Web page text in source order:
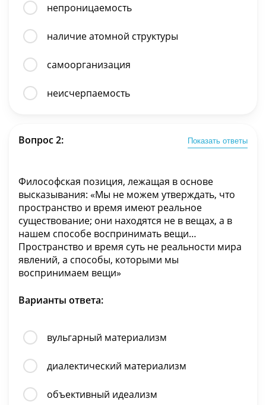
непроницаемость
наличие атомной структуры
самоорганизация
неисчерпаемость
Вопрос 2: Показать ответы
Философская позиция, лежащая в основе
высказывания: «Мы не можем утверждать, что
пространство и время имеют реальное
существование; они находятся не в вещах, а в
нашем способе воспринимать вещи…
Пространство и время суть не реальности мира
явлений, а способы, которыми мы
воспринимаем вещи»
Варианты ответа:
вульгарный материализм
диалектический материализм
объективный идеализм